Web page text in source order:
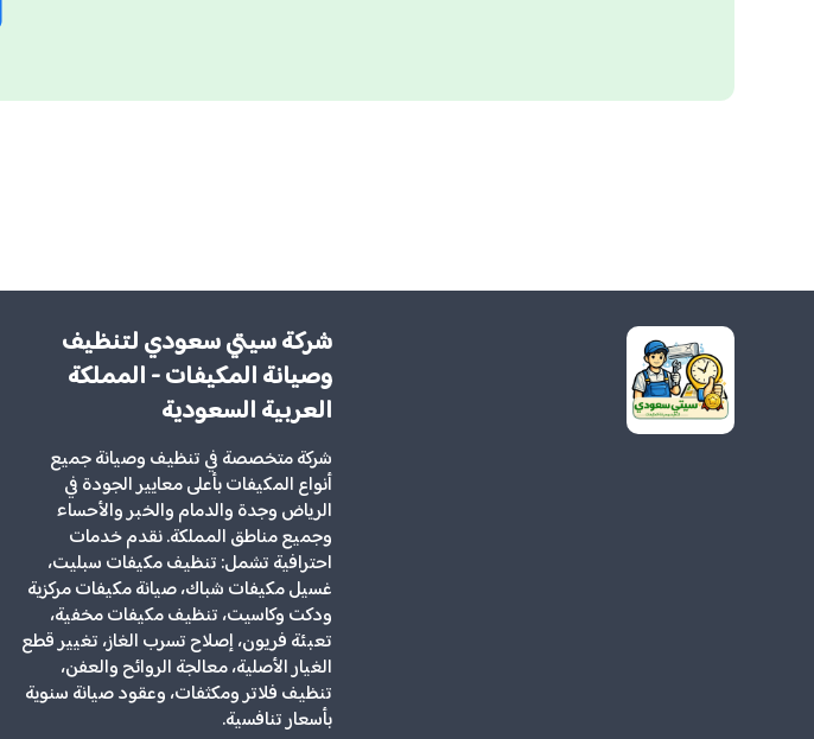
شركة سيتي سعودي لتنظيف
وصيانة المكيفات - المملكة
العربية السعودية
شركة متخصصة في تنظيف وصيانة جميع
أنواع المكيفات بأعلى معايير الجودة في
الرياض وجدة والدمام والخبر والأحساء
وجميع مناطق المملكة. نقدم خدمات
احترافية تشمل: تنظيف مكيفات سبليت،
غسيل مكيفات شباك، صيانة مكيفات مركزية
ودكت وكاسيت، تنظيف مكيفات مخفية،
تعبئة فريون، إصلاح تسرب الغاز، تغيير قطع
الغيار الأصلية، معالجة الروائح والعفن،
تنظيف فلاتر ومكثفات، وعقود صيانة سنوية
بأسعار تنافسية.